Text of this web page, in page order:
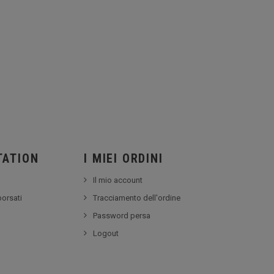
I MIEI ORDINI
Il mio account
Tracciamento dell'ordine
Password persa
Logout